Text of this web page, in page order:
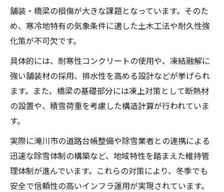
舗装・橋梁の損傷が大きな課題となっています。そのた
め、寒冷地特有の気象条件に適した土木工法や耐久性強
化策が不可欠です。
具体的には、耐寒性コンクリートの使用や、凍結融解に
強い舗装材の採用、排水性を高める設計などが挙げられ
ます。また、橋梁の基礎部分には凍上対策として断熱材
の設置や、積雪荷重を考慮した構造計算が行われていま
す。
実際に滝川市の道路台帳整備や除雪業者との連携による
迅速な除雪体制の構築など、地域特性を踏まえた維持管
理体制が進んでいます。これらの対策により、冬季でも
安全で信頼性の高いインフラ運用が実現されています。